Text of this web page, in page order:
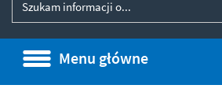
Menu główne
Menu główne